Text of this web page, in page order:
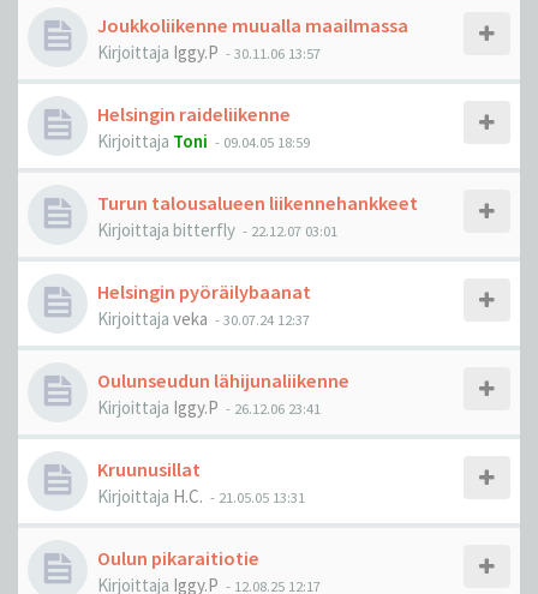
Joukkoliikenne muualla maailmassa
Kirjoittaja Iggy.P -30.11.06 13:57
Helsingin raideliikenne
Kirjoittaja Toni - 09.04.05 18:59
Turun talousalueen liikennehankkeet
Kirjoittaja bitterfly - 22.12.07 03:01
Helsingin pyöräilybaanat
Kirjoittaja veka -30.07.24 12:37
Oulunseudun lähijunaliikenne
Kirjoittaja Iggy.P - 26.12.06 23:41
Kruunusillat
Kirjoittaja H.C. - 21.05.05 13:31
Oulun pikaraitiotie
Kirjoittaja Iggy.P - 12.08.25 12:17